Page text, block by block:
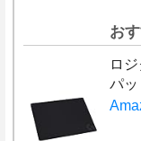
お
ロ
パッ